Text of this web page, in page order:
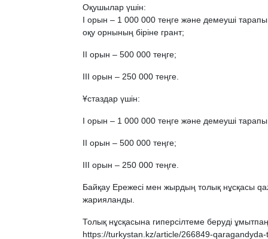
Оқушылар үшін:
І орын – 1 000 000 теңге және демеуші
оқу орнының біріне грант;
ІІ орын – 500 000 теңге;
ІІІ орын – 250 000 теңге.
Ұстаздар үшін:
І орын – 1 000 000 теңге және демеуші
ІІ орын – 500 000 теңге;
ІІІ орын – 250 000 теңге.
Байқау Ережесі мен жырдың толық нұсқасы
жарияланды.
Толық нұсқасына гиперсілтеме беруді
https://turkystan.kz/article/266849-